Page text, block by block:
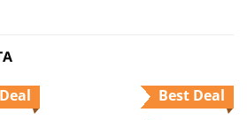
Best Deal